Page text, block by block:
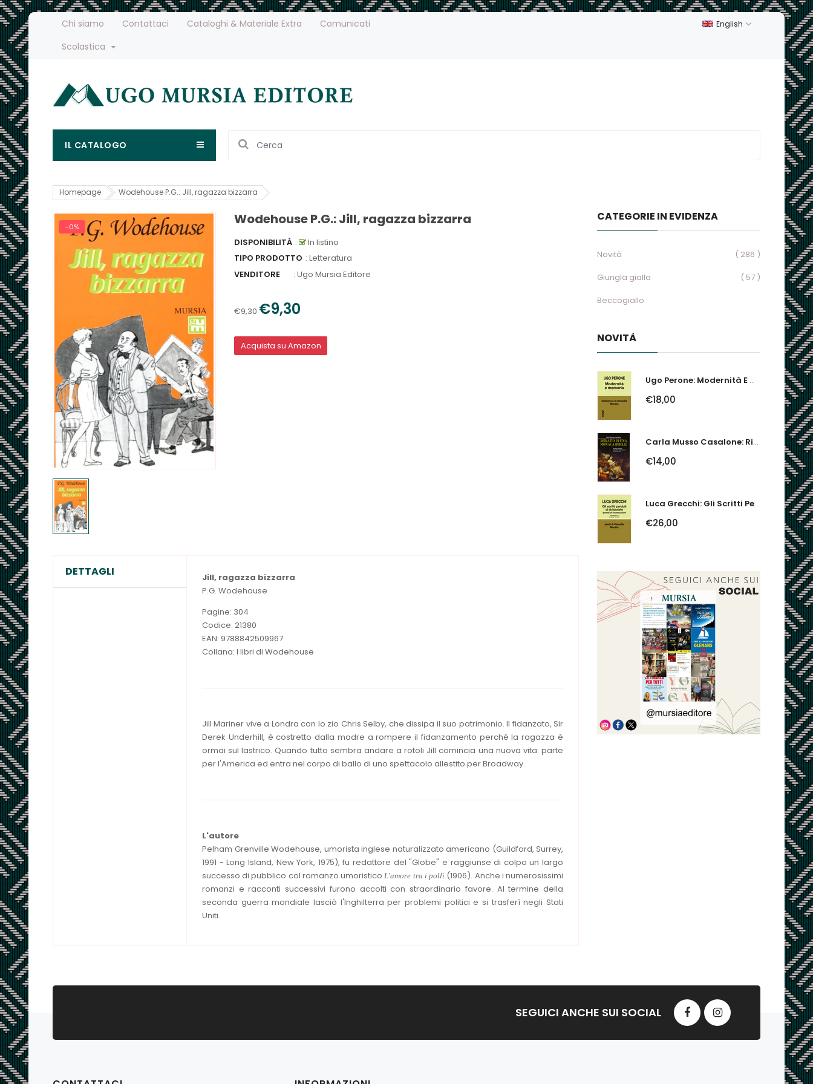
Chi siamo Contattaci Cataloghi & Materiale Extra
Comunicati
Scolastica
English
IL CATALOGO
Homepage Wodehouse P.G.: Jill, ragazza bizzarra
-0% Wodehouse P.G.: Jill, ragazza bizzarra
DISPONIBILITÀ :
In listino
TIPO PRODOTTO : Letteratura
VENDITORE
: Ugo Mursia Editore
€9,30 €9,30
Acquista su Amazon
DETTAGLI
Jill, ragazza bizzarra
P.G. Wodehouse
Pagine: 304
Codice: 21380
EAN: 9788842509967
Collana: I libri di Wodehouse
Jill Mariner vive a Londra con lo zio Chris Selby, che dissipa il suo patrimonio. Il fidanzato, Sir
Derek Underhill, è costretto dalla madre a rompere il fidanzamento perché la ragazza è
ormai sul lastrico. Quando tutto sembra andare a rotoli Jill comincia una nuova vita: parte
per l'America ed entra nel corpo di ballo di uno spettacolo allestito per Broadway.
L'autore
Pelham Grenville Wodehouse, umorista inglese naturalizzato americano (Guildford, Surrey,
1991 - Long Island, New York, 1975), fu redattore del "Globe" e raggiunse di colpo un largo
successo di pubblico col romanzo umoristicoL'amore tra i polli (1906). Anche i numerosissimi
romanzi e racconti successivi furono accolti con straordinario favore. Al termine della
seconda guerra mondiale lasciò l'Inghilterra per problemi politici e si trasferì negli Stati
Uniti.
CATEGORIE IN EVIDENZA
Novità
( 286 )
Giungla gialla
( 57 )
Beccogiallo
NOVITÀ
Ugo Perone: Modernità E Memoria
€18,00
Carla Musso Casalone: Ritratto Di Una Monaca Ribelle. Brigida Franzone,...
€14,00
Luca Grecchi: Gli Scritti Perduti Di Aristotele. Ipotesi Di Ricostruzione
€26,00
SEGUICI ANCHE SUI SOCIAL